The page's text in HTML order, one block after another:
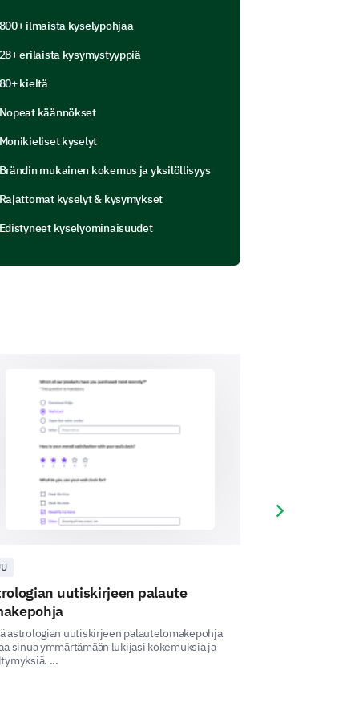
meitä ymmärtämään, miten
Valitse kaikki, jotka
800+ ilmaista kyselypohjaa
28+ erilaista kysymystyyppiä
80+ kieltä
Nopeat käännökset
Monikieliset kyselyt
Brändin mukainen kokemus ja yksilöllisyys
Rajattomat kyselyt & kysymykset
Edistyneet kyselyominaisuudet
uutiskirjeen palaute
astrologian uutiskirjeen palautelomakepohja
sinua ymmärtämään lukijasi kokemuksia ja
...
Next slide